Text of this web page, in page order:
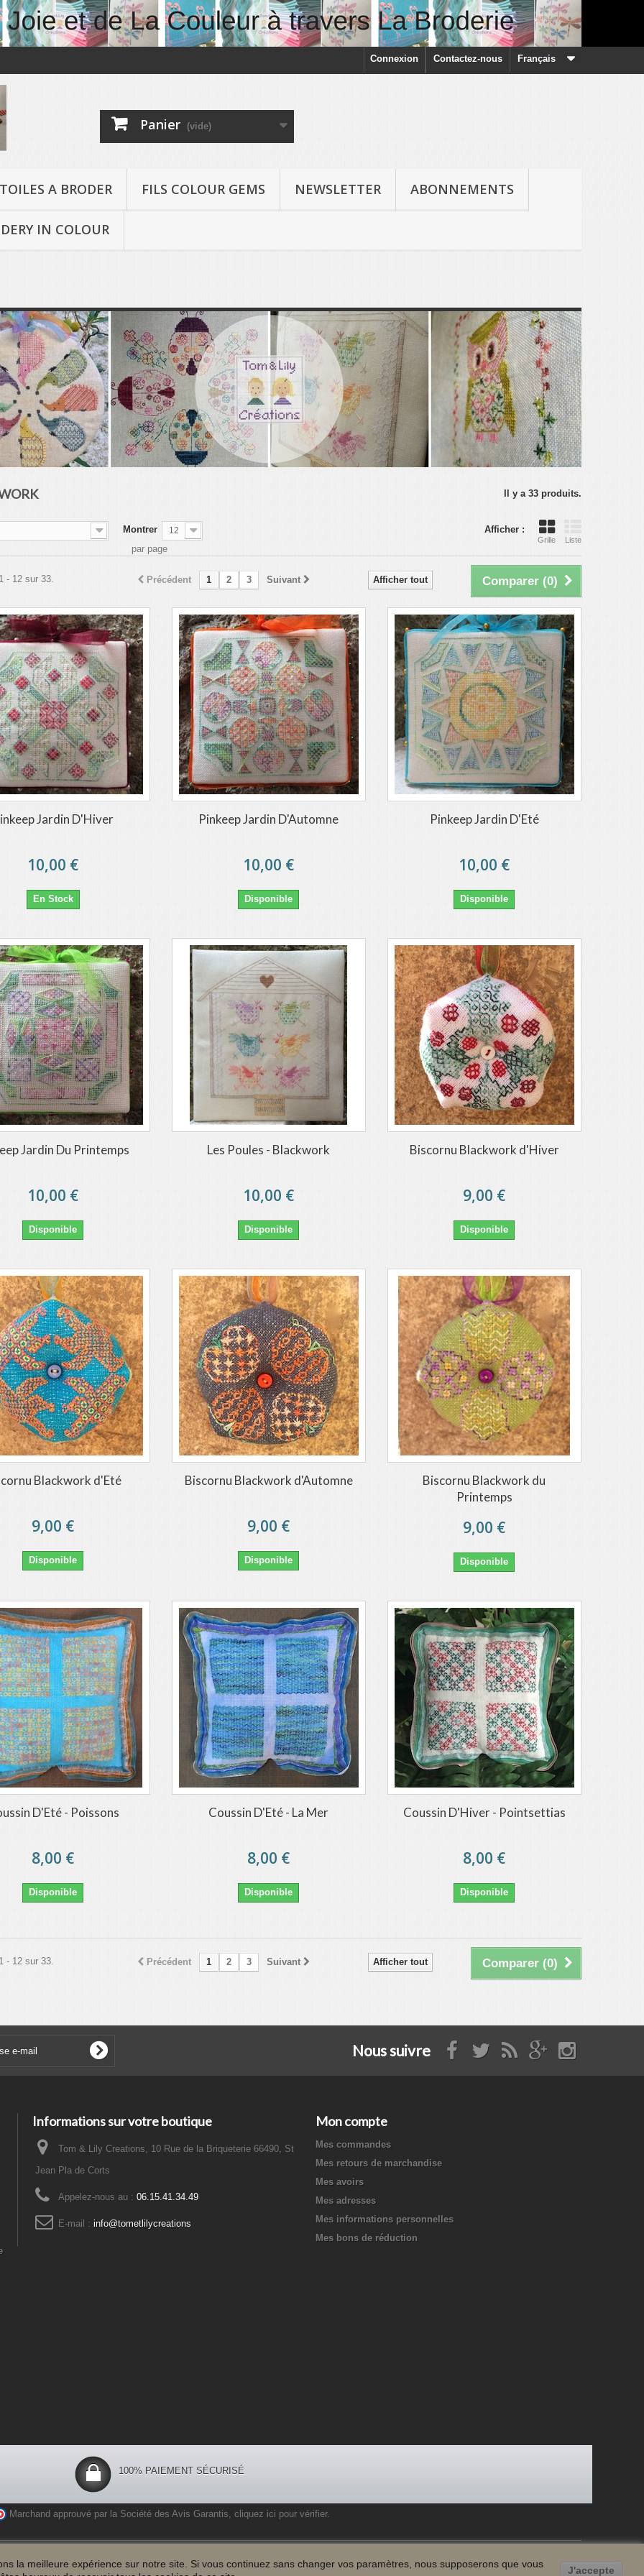
Français
Contactez-nous
Connexion
Panier (vide)
TOILES A BRODER FILS COLOUR GEMS NEWSLETTER ABONNEMENTS
IN COLOUR
Il y a 33 produits.
Afficher :
Grille Liste
Montrer 12
par page
Comparer (0)
Afficher tout
Précédent 1 2 3 Suivant
- 12 sur 33.
Jardin D'Hiver
10,00 €
En Stock
Pinkeep Jardin D'Automne
10,00 €
Disponible
Pinkeep Jardin D'Eté
10,00 €
Disponible
Jardin Du Printemps
10,00 €
Disponible
Les Poules - Blackwork
10,00 €
Disponible
Biscornu Blackwork d'Hiver
9,00 €
Disponible
Blackwork d'Eté
9,00 €
Disponible
Biscornu Blackwork d'Automne
9,00 €
Disponible
Biscornu Blackwork du
Printemps
9,00 €
Disponible
D'Eté - Poissons
8,00 €
Disponible
Coussin D'Eté - La Mer
8,00 €
Disponible
Coussin D'Hiver - Pointsettias
8,00 €
Disponible
Comparer (0)
Afficher tout
Précédent 1 2 3 Suivant
- 12 sur 33.
Nous suivre
Informations sur votre boutique
Tom & Lily Creations, 10 Rue de la Briqueterie 66490, St
Jean Pla de Corts
Appelez-nous au : 06.15.41.34.49
E-mail : info@tometlilycreations
Mon compte
Mes commandes
Mes retours de marchandise
Mes avoirs
Mes adresses
Mes informations personnelles
Mes bons de réduction
100% PAIEMENT SÉCURISÉ
la meilleure expérience sur notre site. Si vous continuez sans changer vos paramètres, nous supposerons que vous
J'accepte
Marchand approuvé par la Société des Avis Garantis, cliquez ici pour vérifier.